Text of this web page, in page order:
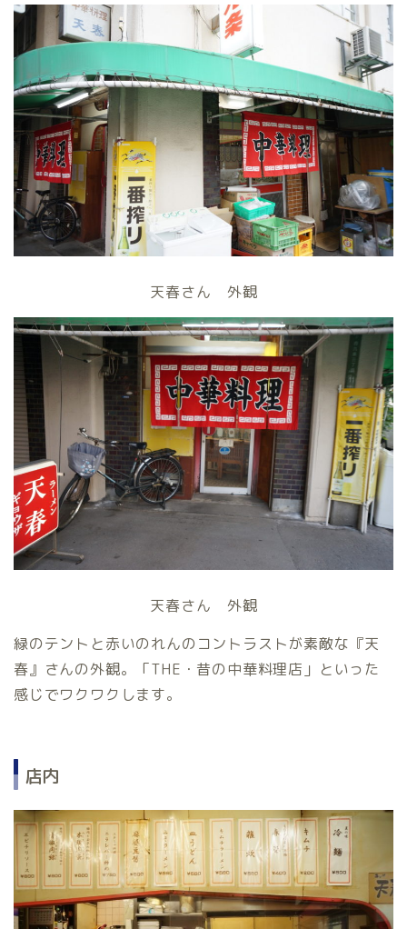
天春さん 外観
天春さん 外観
緑のテントと赤いのれんのコントラストが素敵な『天
春』さんの外観。「THE・昔の中華料理店」といった
感じでワクワクします。
店内